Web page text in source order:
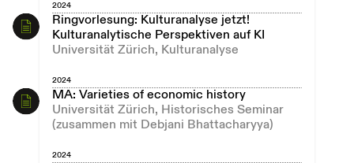
2024
Ringvorlesung: Kulturanalyse jetzt!
Kulturanalytische Perspektiven auf KI
Universität Zürich, Kulturanalyse
2024
MA: Varieties of economic history
Universität Zürich, Historisches Seminar
(zusammen mit Debjani Bhattacharyya)
2024